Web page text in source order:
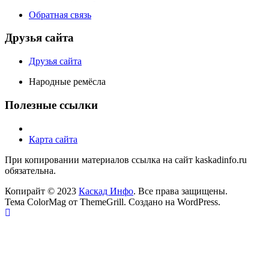
Обратная связь
Друзья сайта
Друзья сайта
Народные ремёсла
Полезные ссылки
Карта сайта
При копировании материалов ссылка на сайт kaskadinfo.ru
обязательна.
Копирайт © 2023 Каскад Инфо. Все права защищены.
Тема ColorMag от ThemeGrill. Создано на WordPress.